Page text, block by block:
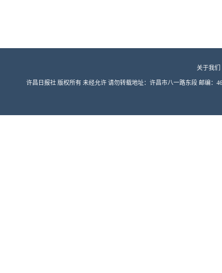
关于我们
许昌日报社 版权所有 未经允许 请勿转载地址：许昌市八一路东段 邮编：